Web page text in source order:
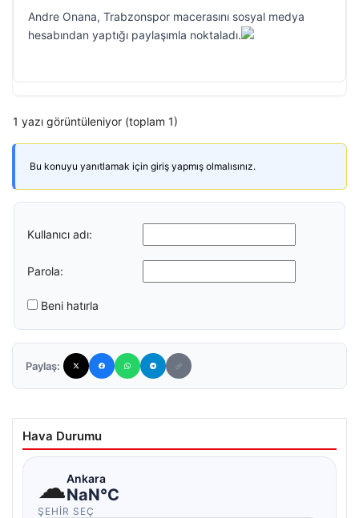
Andre Onana, Trabzonspor macerasını sosyal medya
hesabından yaptığı paylaşımla noktaladı.
1 yazı görüntüleniyor (toplam 1)
Bu konuyu yanıtlamak için giriş yapmış olmalısınız.
Kullanıcı adı:
Parola:
Beni hatırla
Paylaş:
Hava Durumu
☁Ankara
NaN°C
ŞEHIR SEÇ